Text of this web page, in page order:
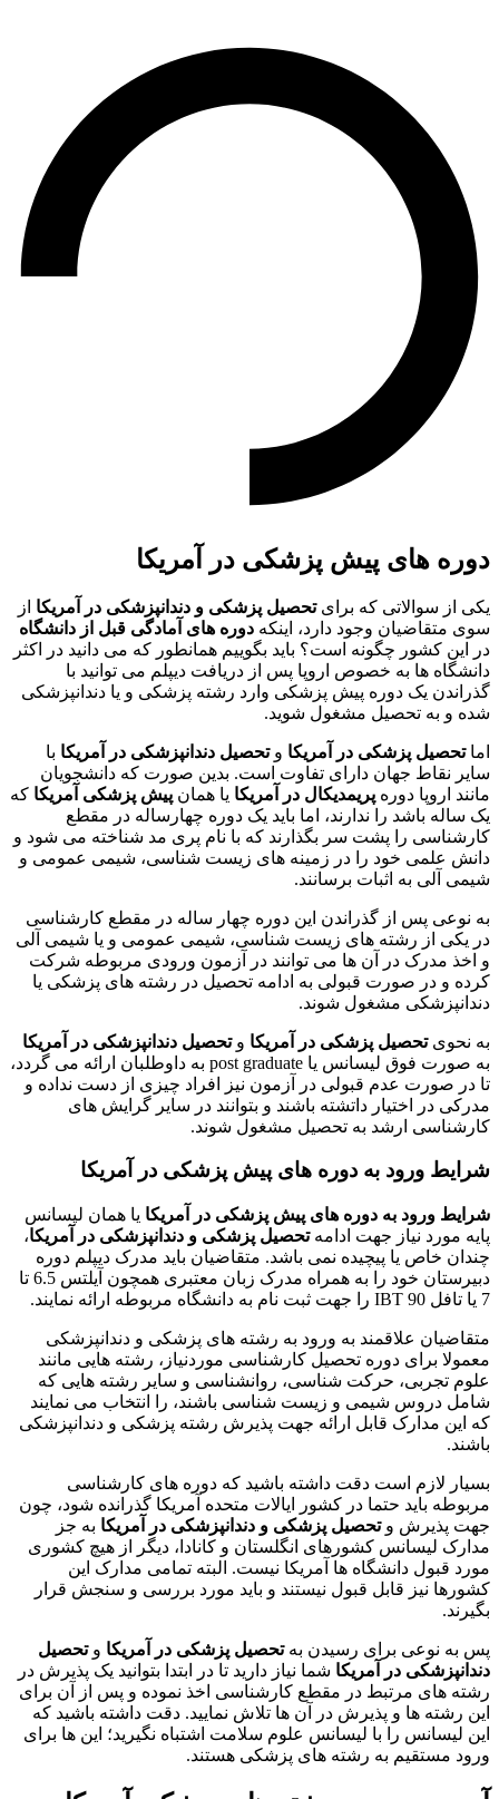
دوره های پیش پزشکی در آمریکا
یکی از سوالاتی که برایتحصیل پزشکی و دندانپزشکی در آمریکا از
سوی متقاضیان وجود دارد، اینکه دوره های آمادگی قبل از دانشگاه
در این کشور چگونه است؟ باید بگوییم همانطور که می دانید در اکثر
دانشگاه ها به خصوص اروپا پس از دریافت دیپلم می توانید با
گذراندن یک دوره پیش پزشکی وارد رشته پزشکی و یا دندانپزشکی
شده و به تحصیل مشغول شوید.
اماتحصیل پزشکی در آمریکا وتحصیل دندانپزشکی در آمریکا با
سایر نقاط جهان دارای تفاوت است. بدین صورت که دانشجویان
مانند اروپا دوره پریمدیکال در آمریکا یا همان پیش پزشکی آمریکا که
یک ساله باشد را ندارند، اما باید یک دوره چهارساله در مقطع
کارشناسی را پشت سر بگذارند که با نام پری مد شناخته می شود و
دانش علمی خود را در زمینه های زیست شناسی، شیمی عمومی و
شیمی آلی به اثبات برسانند.
به نوعی پس از گذراندن این دوره چهار ساله در مقطع کارشناسی
در یکی از رشته های زیست شناسی، شیمی عمومی و یا شیمی آلی
و اخذ مدرک در آن ها می توانند در آزمون ورودی مربوطه شرکت
کرده و در صورت قبولی به ادامه تحصیل در رشته های پزشکی یا
دندانپزشکی مشغول شوند.
به نحویتحصیل پزشکی در آمریکا وتحصیل دندانپزشکی در آمریکا
به صورت فوق لیسانس یا post graduate به داوطلبان ارائه می گردد،
تا در صورت عدم قبولی در آزمون نیز افراد چیزی از دست نداده و
مدرکی در اختیار داتشته باشند و بتوانند در سایر گرایش های
کارشناسی ارشد به تحصیل مشغول شوند.
شرایط ورود به دوره های پیش پزشکی در آمریکا
شرایط ورود به دوره های پیش پزشکی در آمریکا یا همان لیسانس
پایه مورد نیاز جهت ادامهتحصیل پزشکی و دندانپزشکی در آمریکا،
چندان خاص یا پیچیده نمی باشد. متقاضیان باید مدرک دیپلم دوره
دبیرستان خود را به همراه مدرک زبان معتبری همچون آیلتس 6.5 تا
7 یا تافل IBT 90 را جهت ثبت نام به دانشگاه مربوطه ارائه نمایند.
متقاضیان علاقمند به ورود به رشته های پزشکی و دندانپزشکی
معمولا برای دوره تحصیل کارشناسی موردنیاز، رشته هایی مانند
علوم تجربی، حرکت شناسی، روانشناسی و سایر رشته هایی که
شامل دروس شیمی و زیست شناسی باشند، را انتخاب می نمایند
که این مدارک قابل ارائه جهت پذیرش رشته پزشکی و دندانپزشکی
باشند.
بسیار لازم است دقت داشته باشید که دوره های کارشناسی
مربوطه باید حتما در کشور ایالات متحده آمریکا گذرانده شود، چون
جهت پذیرش وتحصیل پزشکی و دندانپزشکی در آمریکا به جز
مدارک لیسانس کشورهای انگلستان و کانادا، دیگر از هیچ کشوری
مورد قبول دانشگاه ها آمریکا نیست. البته تمامی مدارک این
کشورها نیز قابل قبول نیستند و باید مورد بررسی و سنجش قرار
بگیرند.
پس به نوعی برای رسیدن بهتحصیل پزشکی در آمریکا وتحصیل
دندانپزشکی در آمریکا شما نیاز دارید تا در ابتدا بتوانید یک پذیرش در
رشته های مرتبط در مقطع کارشناسی اخذ نموده و پس از آن برای
این رشته ها و پذیرش در آن ها تلاش نمایید. دقت داشته باشید که
این لیسانس را با لیسانس علوم سلامت اشتباه نگیرید؛ این ها برای
ورود مستقیم به رشته های پزشکی هستند.